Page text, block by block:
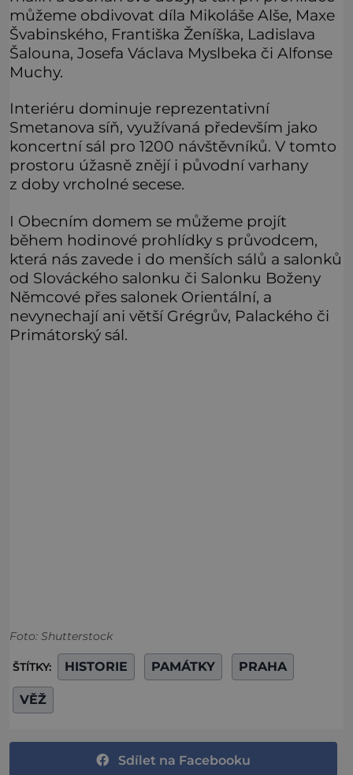
můžeme obdivovat díla Mikoláše Alše, Maxe
Švabinského, Františka Ženíška, Ladislava
Šalouna, Josefa Václava Myslbeka či Alfonse
Muchy.
Interiéru dominuje reprezentativní
Smetanova síň, využívaná především jako
koncertní sál pro 1200 návštěvníků. V tomto
prostoru úžasně znějí i původní varhany
z doby vrcholné secese.
I Obecním domem se můžeme projít
během hodinové prohlídky s průvodcem,
která nás zavede i do menších sálů a salonků
od Slováckého salonku či Salonku Boženy
Němcové přes salonek Orientální, a
nevynechají ani větší Grégrův, Palackého či
Primátorský sál.
Foto: Shutterstock
ŠTÍTKY: HISTORIE PAMÁTKY PRAHA
VĚŽ
Sdílet na Facebooku